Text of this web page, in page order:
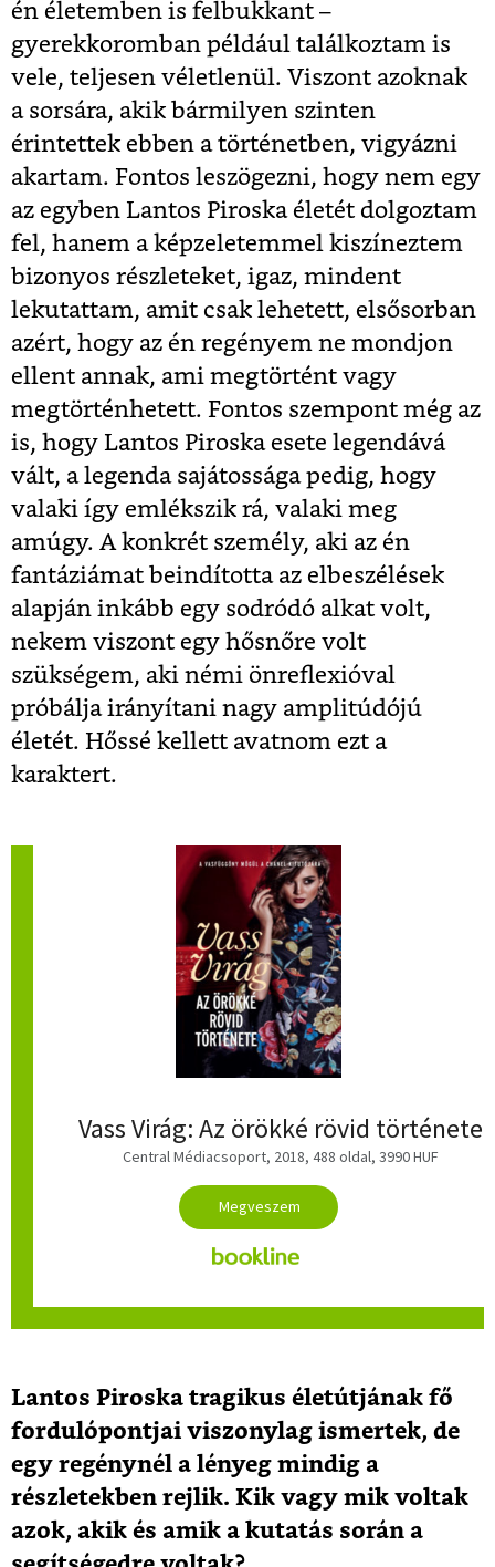
én életemben is felbukkant –
gyerekkoromban például találkoztam is
vele, teljesen véletlenül. Viszont azoknak
a sorsára, akik bármilyen szinten
érintettek ebben a történetben, vigyázni
akartam. Fontos leszögezni, hogy nem egy
az egyben Lantos Piroska életét dolgoztam
fel, hanem a képzeletemmel kiszíneztem
bizonyos részleteket, igaz, mindent
lekutattam, amit csak lehetett, elsősorban
azért, hogy az én regényem ne mondjon
ellent annak, ami megtörtént vagy
megtörténhetett. Fontos szempont még az
is, hogy Lantos Piroska esete legendává
vált, a legenda sajátossága pedig, hogy
valaki így emlékszik rá, valaki meg
amúgy. A konkrét személy, aki az én
fantáziámat beindította az elbeszélések
alapján inkább egy sodródó alkat volt,
nekem viszont egy hősnőre volt
szükségem, aki némi önreflexióval
próbálja irányítani nagy amplitúdójú
életét. Hőssé kellett avatnom ezt a
karaktert.
Vass Virág: Az örökké rövid története
Central Médiacsoport, 2018, 488 oldal, 3990 HUF
Lantos Piroska tragikus életútjának fő
fordulópontjai viszonylag ismertek, de
egy regénynél a lényeg mindig a
részletekben rejlik. Kik vagy mik voltak
azok, akik és amik a kutatás során a